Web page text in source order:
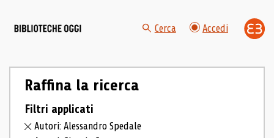
Cerca Accedi
Raffina la ricerca
Filtri applicati
Autori: Alessandro Spedale